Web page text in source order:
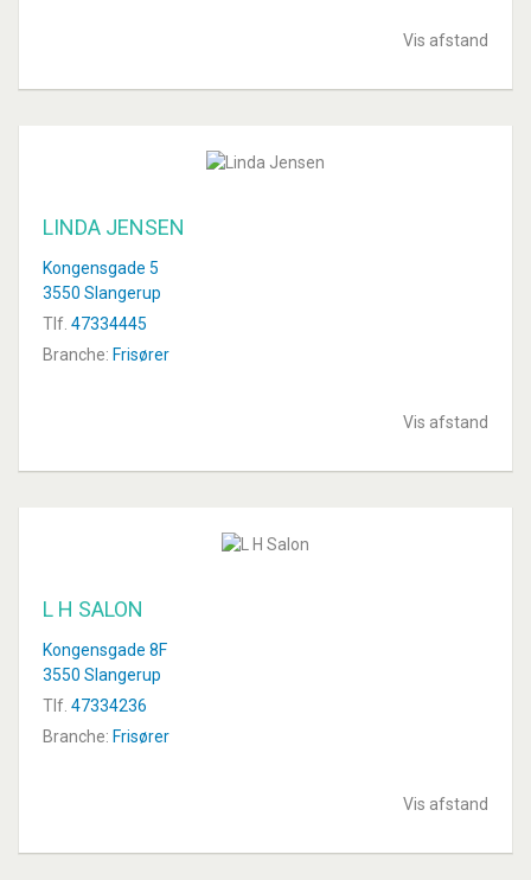
Vis afstand
LINDA JENSEN
Kongensgade 5
3550 Slangerup
Tlf. 47334445
Branche: Frisører
Vis afstand
L H SALON
Kongensgade 8F
3550 Slangerup
Tlf. 47334236
Branche: Frisører
Vis afstand